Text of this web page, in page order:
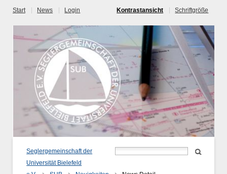
Start News Login Kontrastansicht Schriftgröße
Seglergemeinschaft der
Universität Bielefeld